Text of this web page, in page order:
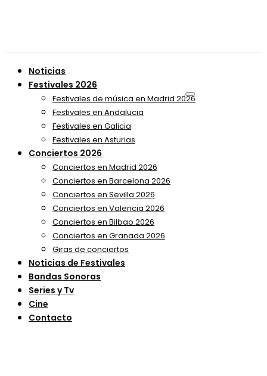
Noticias
Festivales 2026
Festivales de música en Madrid 2026
Festivales en Andalucia
Festivales en Galicia
Festivales en Asturias
Conciertos 2026
Conciertos en Madrid 2026
Conciertos en Barcelona 2026
Conciertos en Sevilla 2026
Conciertos en Valencia 2026
Conciertos en Bilbao 2026
Conciertos en Granada 2026
Giras de conciertos
Noticias de Festivales
Bandas Sonoras
Series y Tv
Cine
Contacto